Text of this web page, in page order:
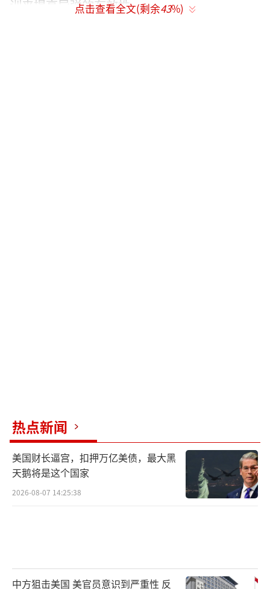
训来提高导弹的有效性。
点击查看全文(剩余43%)
热点新闻
美国财长逼宫，扣押万亿美债，最大黑
天鹅将是这个国家
2026-08-07 14:25:38
中方狙击美国 美官员意识到严重性 反